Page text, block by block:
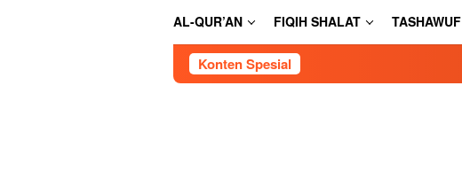
AL-QUR’AN FIQIH SHALAT TASHAWUF
Konten Spesial